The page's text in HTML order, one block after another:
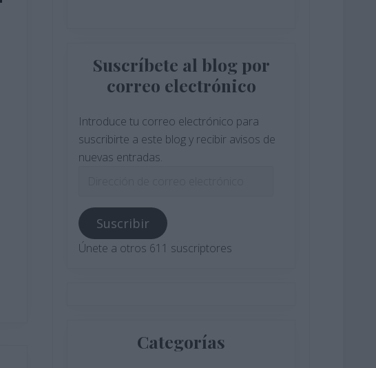
Suscríbete al blog por
correo electrónico
Introduce tu correo electrónico para
suscribirte a este blog y recibir avisos de
nuevas entradas.
correo
electrónico
Suscribir
Únete a otros 611 suscriptores
Categorías